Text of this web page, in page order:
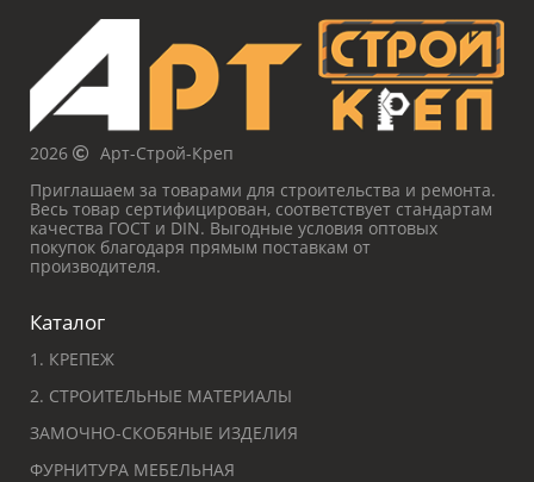
2026
Арт-Строй-Креп
Приглашаем за товарами для строительства и ремонта.
Весь товар сертифицирован, соответствует стандартам
качества ГОСТ и DIN. Выгодные условия оптовых
покупок благодаря прямым поставкам от
производителя.
Каталог
1. КРЕПЕЖ
2. СТРОИТЕЛЬНЫЕ МАТЕРИАЛЫ
ЗАМОЧНО-СКОБЯНЫЕ ИЗДЕЛИЯ
ФУРНИТУРА МЕБЕЛЬНАЯ